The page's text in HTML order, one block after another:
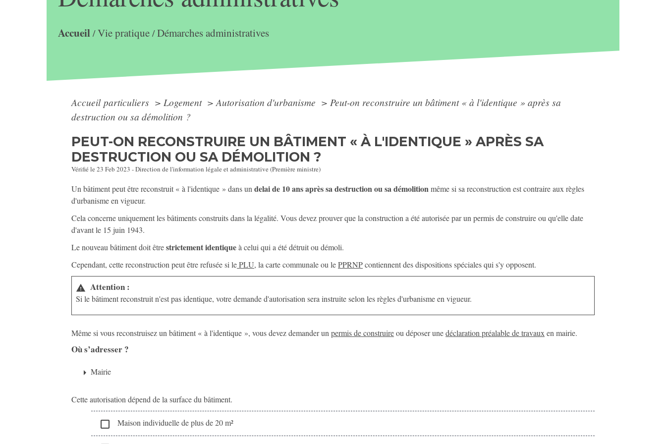
Accueil/Vie pratique/Démarches administratives
Accueil particuliers > Logement > Autorisation d'urbanisme > Peut-on reconstruire un bâtiment « à l'identique » après sa
destruction ou sa démolition ?
PEUT-ON RECONSTRUIRE UN BÂTIMENT « À L'IDENTIQUE » APRÈS SA
DESTRUCTION OU SA DÉMOLITION ?
Vérifié le 23 Feb 2023 - Direction de l'information légale et administrative (Première ministre)
Un bâtiment peut être reconstruit « à l'identique » dans undelai de 10 ans après sa destruction ou sa démolitionmême si sa reconstruction est contraire aux règles
d'urbanisme en vigueur.
Cela concerne uniquement les bâtiments construits dans la légalité. Vous devez prouver que la construction a été autorisée par un permis de construire ou qu'elle date
d'avant le 15 juin 1943.
Le nouveau bâtiment doit êtrestrictement identiqueà celui qui a été détruit ou démoli.
Cependant, cette reconstruction peut être refusée si lePLU, la carte communale ou lePPRNPcontiennent des dispositions spéciales qui s'y opposent.
warning Attention :
Si le bâtiment reconstruit n'est pas identique, votre demande d'autorisation sera instruite selon les règles d'urbanisme en vigueur.
Même si vous reconstruisez un bâtiment « à l'identique », vous devez demander unpermis de construireou déposer unedéclaration préalable de travaux en mairie.
Où s’adresser ?
arrow_rightMairie
Cette autorisation dépend de la surface du bâtiment.
check_box_outline_blank Maison individuelle de plus de 20 m²